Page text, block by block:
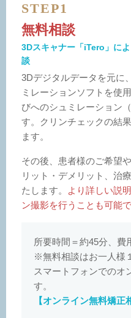
STEP1
無料相談
3Dスキャナー「iTero」に
談
3Dデジタルデータを元に
ミレーションソフトを使
びへのシュミレーション
す。クリンチェックの結
ます。
その後、患者様のご希望
リット・デメリット、治
たします。
より詳しい説
ン撮影を行うことも可能で
所要時間＝約45分、費
※無料相談はお一人様
スマートフォンでのオ
す。
【オンライン無料矯